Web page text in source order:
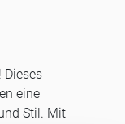
Dieses
eine
Stil. Mit